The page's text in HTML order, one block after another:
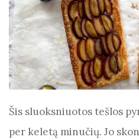
Šis sluoksniuotos tešlos
per keletą minučių. Jo